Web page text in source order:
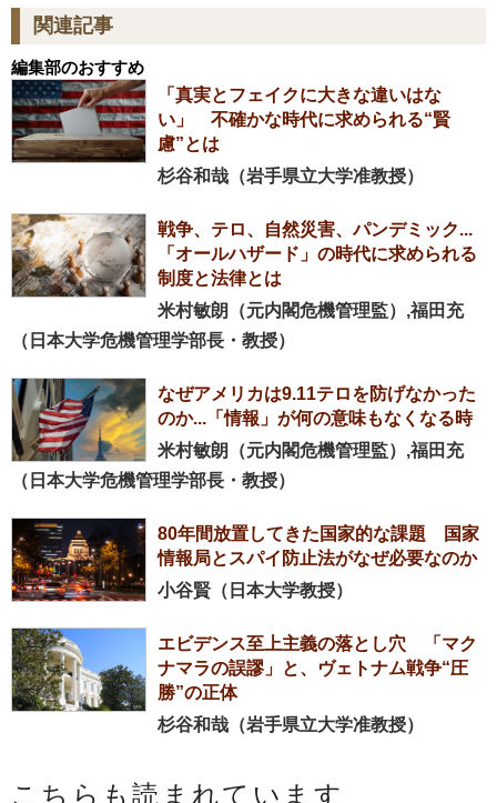
関連記事
編集部のおすすめ
「真実とフェイクに大きな違いはな
い」 不確かな時代に求められる“賢
慮”とは
杉谷和哉（岩手県立大学准教授）
戦争、テロ、自然災害、パンデミック...
「オールハザード」の時代に求められる
制度と法律とは
米村敏朗（元内閣危機管理監）,福田充
（日本大学危機管理学部長・教授）
なぜアメリカは9.11テロを防げなかった
のか...「情報」が何の意味もなくなる時
米村敏朗（元内閣危機管理監）,福田充
（日本大学危機管理学部長・教授）
80年間放置してきた国家的な課題 国家
情報局とスパイ防止法がなぜ必要なのか
小谷賢（日本大学教授）
エビデンス至上主義の落とし穴 「マク
ナマラの誤謬」と、ヴェトナム戦争“圧
勝”の正体
杉谷和哉（岩手県立大学准教授）
こちらも読まれています